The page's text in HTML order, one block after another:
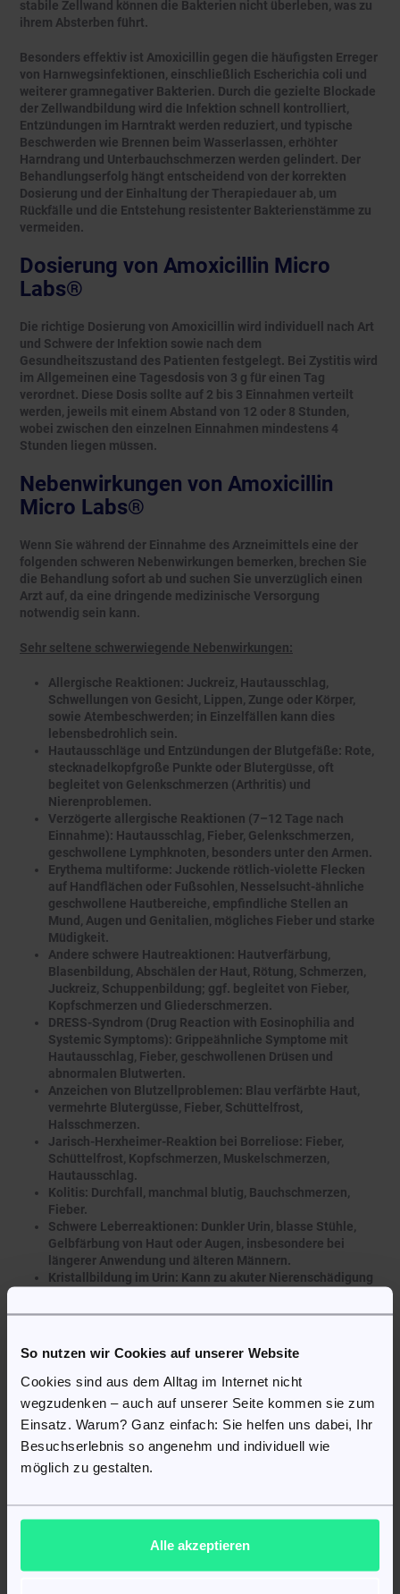
So nutzen wir Cookies auf unserer Website
Cookies sind aus dem Alltag im Internet nicht
wegzudenken – auch auf unserer Seite kommen sie zum
Einsatz. Warum? Ganz einfach: Sie helfen uns dabei, Ihr
Besuchserlebnis so angenehm und individuell wie
möglich zu gestalten.
Alle akzeptieren
stabile Zellwand können die Bakterien nicht überleben, was zu
ihrem Absterben führt.
Besonders effektiv ist Amoxicillin gegen die häufigsten Erreger
von Harnwegsinfektionen, einschließlich Escherichia coli und
weiterer gramnegativer Bakterien. Durch die gezielte Blockade
der Zellwandbildung wird die Infektion schnell kontrolliert,
Entzündungen im Harntrakt werden reduziert, und typische
Beschwerden wie Brennen beim Wasserlassen, erhöhter
Harndrang und Unterbauchschmerzen werden gelindert. Der
Behandlungserfolg hängt entscheidend von der korrekten
Dosierung und der Einhaltung der Therapiedauer ab, um
Rückfälle und die Entstehung resistenter Bakterienstämme zu
vermeiden.
Dosierung von Amoxicillin Micro
Labs®
Die richtige Dosierung von Amoxicillin wird individuell nach Art
und Schwere der Infektion sowie nach dem
Gesundheitszustand des Patienten festgelegt. Bei Zystitis wird
im Allgemeinen eine Tagesdosis von 3 g für einen Tag
verordnet. Diese Dosis sollte auf 2 bis 3 Einnahmen verteilt
werden, jeweils mit einem Abstand von 12 oder 8 Stunden,
wobei zwischen den einzelnen Einnahmen mindestens 4
Stunden liegen müssen.
Nebenwirkungen von Amoxicillin
Micro Labs®
Wenn Sie während der Einnahme des Arzneimittels eine der
folgenden schweren Nebenwirkungen bemerken, brechen Sie
die Behandlung sofort ab und suchen Sie unverzüglich einen
Arzt auf, da eine dringende medizinische Versorgung
notwendig sein kann.
Sehr seltene schwerwiegende Nebenwirkungen:
Allergische Reaktionen: Juckreiz, Hautausschlag,
Schwellungen von Gesicht, Lippen, Zunge oder Körper,
sowie Atembeschwerden; in Einzelfällen kann dies
lebensbedrohlich sein.
Hautausschläge und Entzündungen der Blutgefäße: Rote,
stecknadelkopfgroße Punkte oder Blutergüsse, oft
begleitet von Gelenkschmerzen (Arthritis) und
Nierenproblemen.
Verzögerte allergische Reaktionen (7–12 Tage nach
Einnahme): Hautausschlag, Fieber, Gelenkschmerzen,
geschwollene Lymphknoten, besonders unter den Armen.
Erythema multiforme: Juckende rötlich-violette Flecken
auf Handflächen oder Fußsohlen, Nesselsucht-ähnliche
geschwollene Hautbereiche, empfindliche Stellen an
Mund, Augen und Genitalien, mögliches Fieber und starke
Müdigkeit.
Andere schwere Hautreaktionen: Hautverfärbung,
Blasenbildung, Abschälen der Haut, Rötung, Schmerzen,
Juckreiz, Schuppenbildung; ggf. begleitet von Fieber,
Kopfschmerzen und Gliederschmerzen.
DRESS-Syndrom (Drug Reaction with Eosinophilia and
Systemic Symptoms): Grippeähnliche Symptome mit
Hautausschlag, Fieber, geschwollenen Drüsen und
abnormalen Blutwerten.
Anzeichen von Blutzellproblemen: Blau verfärbte Haut,
vermehrte Blutergüsse, Fieber, Schüttelfrost,
Halsschmerzen.
Jarisch-Herxheimer-Reaktion bei Borreliose: Fieber,
Schüttelfrost, Kopfschmerzen, Muskelschmerzen,
Hautausschlag.
Kolitis: Durchfall, manchmal blutig, Bauchschmerzen,
Fieber.
Schwere Leberreaktionen: Dunkler Urin, blasse Stühle,
Gelbfärbung von Haut oder Augen, insbesondere bei
längerer Anwendung und älteren Männern.
Kristallbildung im Urin: Kann zu akuter Nierenschädigung
Blasenartige Hautausschläge oder lineare IgA-Krankheit:
Aseptische Meningitis: Entzündung der Hirn- und
Rückenmarkshäute.
Weitere mögliche Nebenwirkungen:
Leichter juckender Ausschlag mit rosa-roten Flecken,
Nesselsucht-ähnliche Schwellungen an Armen, Beinen,
Handflächen oder Fußsohlen;
Soor (Hefepilzinfektionen von Vagina, Mund oder
Krampfanfälle bei hoher Dosierung oder bei bestehenden